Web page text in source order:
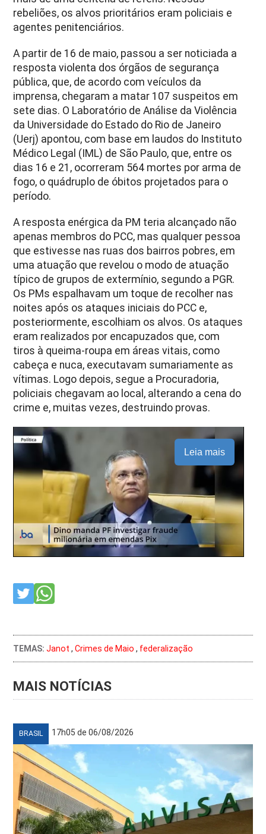
rebeliões, os alvos prioritários eram policiais e
agentes penitenciários.
A partir de 16 de maio, passou a ser noticiada a
resposta violenta dos órgãos de segurança
pública, que, de acordo com veículos da
imprensa, chegaram a matar 107 suspeitos em
sete dias. O Laboratório de Análise da Violência
da Universidade do Estado do Rio de Janeiro
(Uerj) apontou, com base em laudos do Instituto
Médico Legal (IML) de São Paulo, que, entre os
dias 16 e 21, ocorreram 564 mortes por arma de
fogo, o quádruplo de óbitos projetados para o
período.
A resposta enérgica da PM teria alcançado não
apenas membros do PCC, mas qualquer pessoa
que estivesse nas ruas dos bairros pobres, em
uma atuação que revelou o modo de atuação
típico de grupos de extermínio, segundo a PGR.
Os PMs espalhavam um toque de recolher nas
noites após os ataques iniciais do PCC e,
posteriormente, escolhiam os alvos. Os ataques
eram realizados por encapuzados que, com
tiros à queima-roupa em áreas vitais, como
cabeça e nuca, executavam sumariamente as
vítimas. Logo depois, segue a Procuradoria,
policiais chegavam ao local, alterando a cena do
crime e, muitas vezes, destruindo provas.
Leia mais
TEMAS: Janot ,Crimes de Maio , federalização
MAIS NOTÍCIAS
BRASIL 17h05 de 06/08/2026